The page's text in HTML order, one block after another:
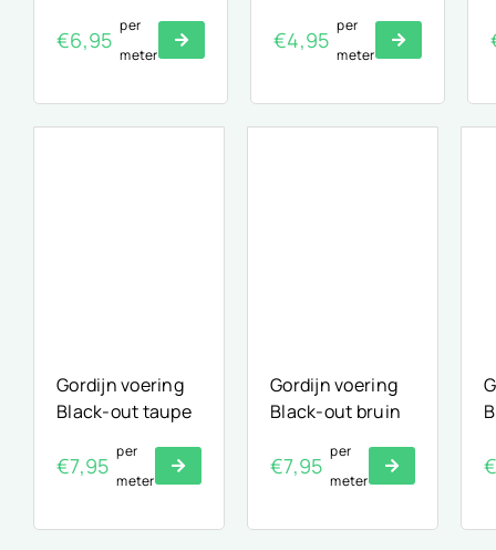
€6,95
per
meter
€4,95
per
meter
Gordijn voering
Black-out taupe
€7,95
per
meter
Gordijn voering
Black-out bruin
€7,95
per
meter